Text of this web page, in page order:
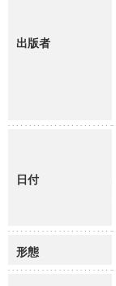
出版者
日付
形態